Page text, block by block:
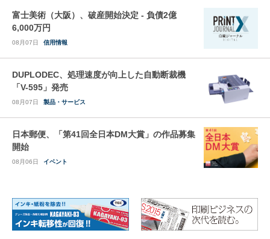
富士美術（大阪）、破産開始決定 - 負債2億
6,000万円
08月07日 信用情報
DUPLODEC、処理速度が向上した自動断裁機
「V-595」発売
08月07日 製品・サービス
日本郵便、「第41回全日本DM大賞」の作品募集
開始
08月06日 イベント